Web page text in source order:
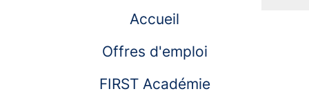
Accueil
Offres d'emploi
FIRST Académie